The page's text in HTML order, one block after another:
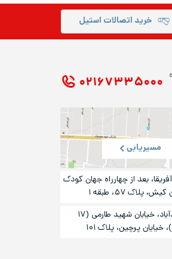
خرید اتصالات استیل
۰۲۱ ۶۷۳۳۵۰۰۰
مسیریابی
آفریقا، بعد از چهارراه جهان کودک
پلاک ۵۷، طبقه ۱
تهران، شادآباد، خیابان شهید طارمی (۱۷
خیایان پرچین، پلاک ۱۰۱